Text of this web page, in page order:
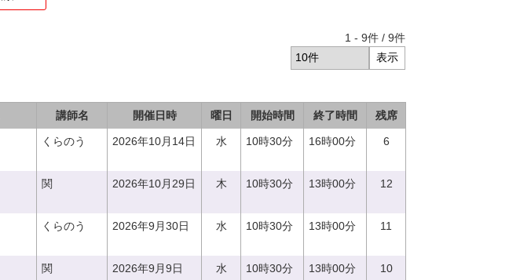
1 - 9件 / 9件
講師名 開催日時 曜日 開始時間 終了時間 残席
くらのう 2026年10月14日 水 10時30分 16時00分 6
関 2026年10月29日 木 10時30分 13時00分 12
くらのう 2026年9月30日 水 10時30分 13時00分 11
関 2026年9月9日 水 10時30分 13時00分 10